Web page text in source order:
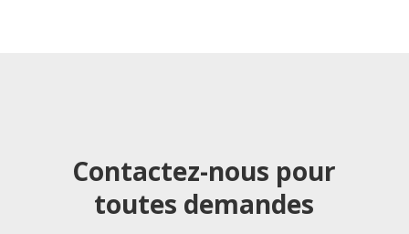
Contactez-nous pour
toutes demandes